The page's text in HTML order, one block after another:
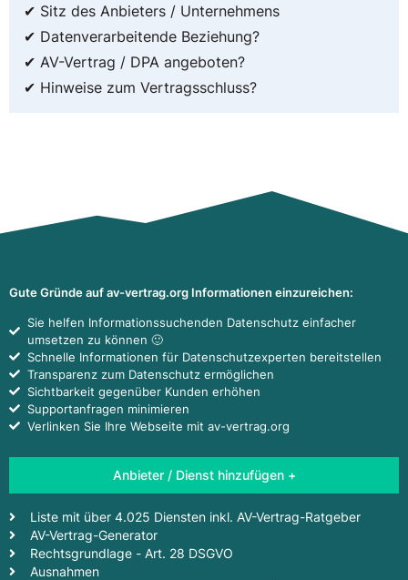
✔ Sitz des Anbieters / Unternehmens
✔ Datenverarbeitende Beziehung?
✔ AV-Vertrag / DPA angeboten?
✔ Hinweise zum Vertragsschluss?
Gute Gründe auf av-vertrag.org Informationen einzureichen:
Sie helfen Informationssuchenden Datenschutz einfacher
umsetzen zu können 🙂
Schnelle Informationen für Datenschutzexperten bereitstellen
Transparenz zum Datenschutz ermöglichen
Sichtbarkeit gegenüber Kunden erhöhen
Supportanfragen minimieren
Verlinken Sie Ihre Webseite mit av-vertrag.org
Anbieter / Dienst hinzufügen +
Liste mit über 4.025 Diensten inkl. AV-Vertrag-Ratgeber
AV-Vertrag-Generator
Rechtsgrundlage - Art. 28 DSGVO
Ausnahmen